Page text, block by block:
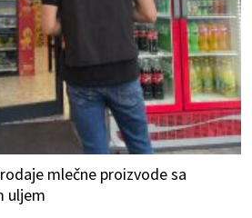
mlečne proizvode sa
uljem